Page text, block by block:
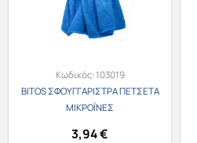
Κωδικός:103019
BITOS ΣΦΟΥΓΓΑΡΙΣΤΡΑ ΠΕΤΣΕΤΑ
ΜΙΚΡΟΪΝΕΣ
3,94€